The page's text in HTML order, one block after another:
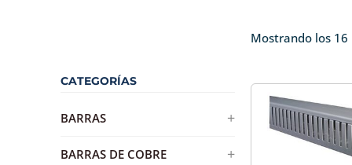
CATEGORÍAS
BARRAS +
BARRA DE DISTRIBUCION DE
BARRAS DE COBRE +
Mostrando los